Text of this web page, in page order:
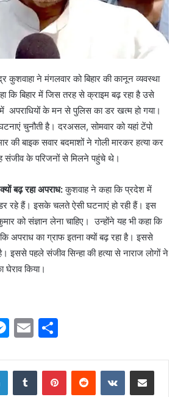
कुशवाहा ने मंगलवार को बिहार की कानून व्यवस्था
कि बिहार में जिस तरह से क्राइम बढ़ रहा है उसे
के मन से पुलिस का डर खत्म हो गया।
चुनौती है। दरअसल, सोमवार को यहां टेंपो
बाइक सवार बदमाशों ने गोली मारकर हत्या कर
संजीव के परिजनों से मिलने पहुंचे थे।
बढ़ रहा अपराध:कुशवाह ने कहा कि प्रदेश में
रहे हैं। इसके चलते ऐसी घटनाएं हो रही हैं। इस
को संज्ञान लेना चाहिए। उन्होंने यह भी कहा कि
अपराध का ग्राफ इतना क्यों बढ़ रहा है। इससे
इससे पहले संजीव सिन्हा की हत्या से नाराज लोगों ने
घेराव किया।
M
s
E
ai ar
e
LinkedInTumblr PinterestReddit VKontakteShare via Email